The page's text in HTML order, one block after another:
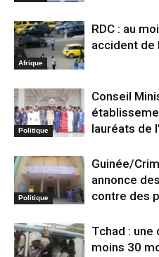
Afrique
RDC : au
accident de
Politique
Conseil
lauréats de
Politique
Guinée/
annonce
contre des
Tchad :
moins 30